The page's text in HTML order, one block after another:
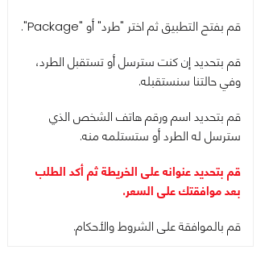
قم بفتح التطبيق ثم اختر "طرد" أو "Package".
قم بتحديد إن كنت سترسل أو تستقبل الطرد،
وفي حالتنا سنستقبله.
قم بتحديد اسم ورقم هاتف الشخص الذي
سترسل له الطرد أو ستستلمه منه.
قم بتحديد عنوانه على الخريطة ثم أكد الطلب
بعد موافقتك على السعر.
قم بالموافقة على الشروط والأحكام.